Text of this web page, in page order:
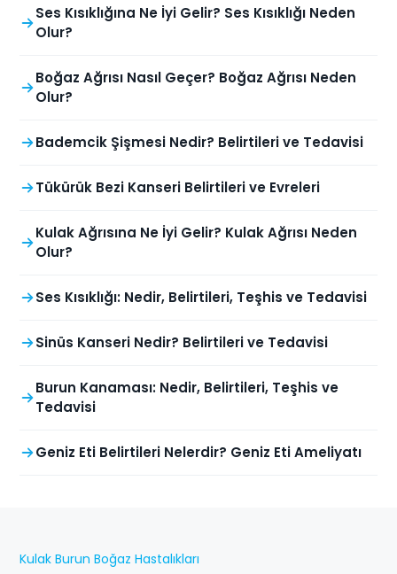
Ses Kısıklığına Ne İyi Gelir? Ses Kısıklığı Neden
Olur?
Boğaz Ağrısı Nasıl Geçer? Boğaz Ağrısı Neden
Olur?
Bademcik Şişmesi Nedir? Belirtileri ve Tedavisi
Tükürük Bezi Kanseri Belirtileri ve Evreleri
Kulak Ağrısına Ne İyi Gelir? Kulak Ağrısı Neden
Olur?
Ses Kısıklığı: Nedir, Belirtileri, Teşhis ve Tedavisi
Sinüs Kanseri Nedir? Belirtileri ve Tedavisi
Burun Kanaması: Nedir, Belirtileri, Teşhis ve
Tedavisi
Geniz Eti Belirtileri Nelerdir? Geniz Eti Ameliyatı
Kulak Burun Boğaz Hastalıkları